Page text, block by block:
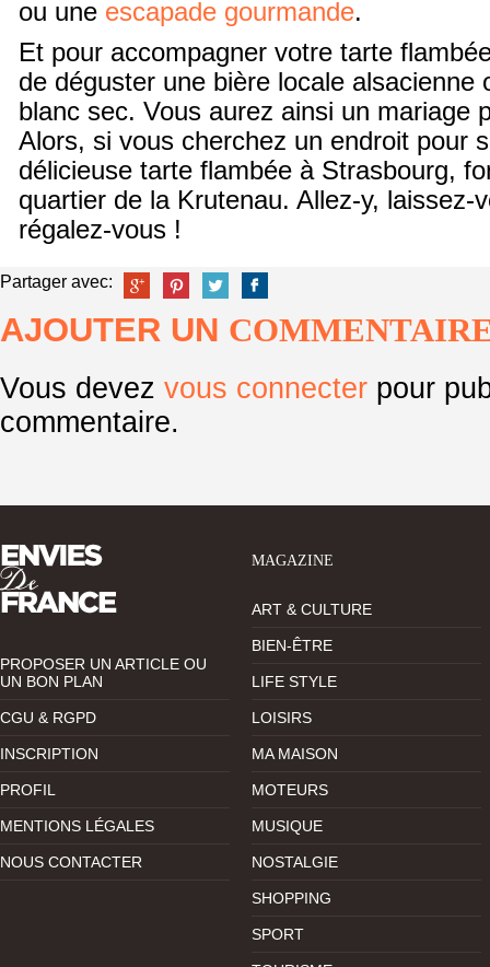
ou une escapade gourmande.
Et pour accompagner votre tarte
de déguster une bière locale alsacienne
blanc sec. Vous aurez ainsi un mariage
Alors, si vous cherchez un endroit pour
délicieuse tarte flambée à Strasbourg,
quartier de la Krutenau. Allez-y, laissez-
régalez-vous !
Partager avec:
AJOUTER UN
Vous devez vous connecter pour
commentaire.
PROPOSER UN ARTICLE OU
UN BON PLAN
CGU & RGPD
INSCRIPTION
PROFIL
MENTIONS LÉGALES
NOUS CONTACTER
MAGAZINE
ART & CULTURE
BIEN-ÊTRE
LIFE STYLE
LOISIRS
MA MAISON
MOTEURS
MUSIQUE
NOSTALGIE
SHOPPING
SPORT